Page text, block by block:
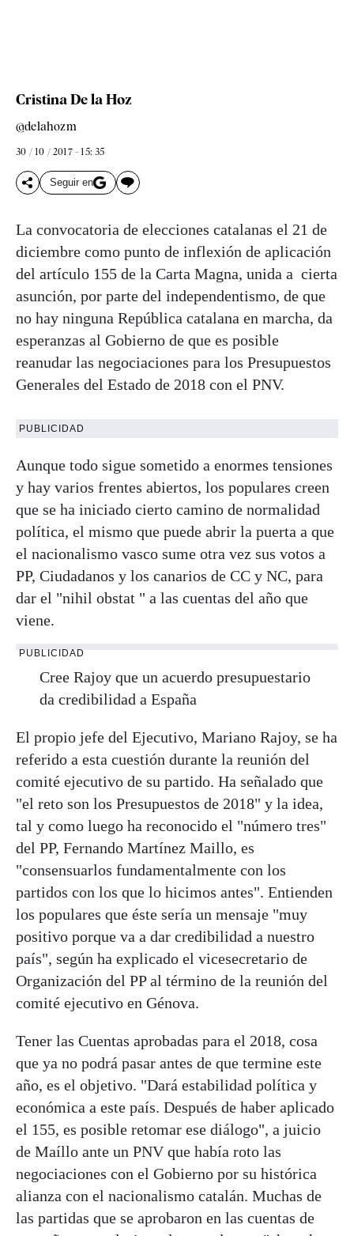
Cristina De la Hoz
@delahozm
30 / 10 / 2017 - 15: 35
Seguir en
La convocatoria de elecciones catalanas el 21 de
diciembre como punto de inflexión de aplicación
del artículo 155 de la Carta Magna, unida a cierta
asunción, por parte del independentismo, de que
no hay ninguna República catalana en marcha, da
esperanzas al Gobierno de que es posible
reanudar las negociaciones para los Presupuestos
Generales del Estado de 2018 con el PNV.
PUBLICIDAD
Aunque todo sigue sometido a enormes tensiones
y hay varios frentes abiertos, los populares creen
que se ha iniciado cierto camino de normalidad
política, el mismo que puede abrir la puerta a que
el nacionalismo vasco sume otra vez sus votos a
PP, Ciudadanos y los canarios de CC y NC, para
dar el "nihil obstat " a las cuentas del año que
viene.
PUBLICIDAD
Cree Rajoy que un acuerdo presupuestario
da credibilidad a España
El propio jefe del Ejecutivo, Mariano Rajoy, se ha
referido a esta cuestión durante la reunión del
comité ejecutivo de su partido. Ha señalado que
"el reto son los Presupuestos de 2018" y la idea,
tal y como luego ha reconocido el "número tres"
del PP, Fernando Martínez Maillo, es
"consensuarlos fundamentalmente con los
partidos con los que lo hicimos antes". Entienden
los populares que éste sería un mensaje "muy
positivo porque va a dar credibilidad a nuestro
país", según ha explicado el vicesecretario de
Organización del PP al término de la reunión del
comité ejecutivo en Génova.
Tener las Cuentas aprobadas para el 2018, cosa
que ya no podrá pasar antes de que termine este
año, es el objetivo. "Dará estabilidad política y
económica a este país. Después de haber aplicado
el 155, es posible retomar ese diálogo", a juicio
de Maíllo ante un PNV que había roto las
negociaciones con el Gobierno por su histórica
alianza con el nacionalismo catalán. Muchas de
las partidas que se aprobaron en las cuentas de